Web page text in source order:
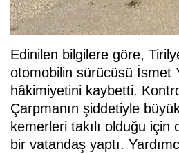
Edinilen bilgilere göre,
otomobilin sürücüsü İsmet
hâkimiyetini kaybetti.
Çarpmanın şiddetiyle
kemerleri takılı olduğu
bir vatandaş yaptı.